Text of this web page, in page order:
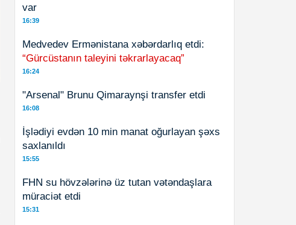
var
16:39
Medvedev Ermənistana xəbərdarlıq etdi:
“Gürcüstanın taleyini təkrarlayacaq”
16:24
"Arsenal" Brunu Qimaraynşi transfer etdi
16:08
İşlədiyi evdən 10 min manat oğurlayan şəxs
saxlanıldı
15:55
FHN su hövzələrinə üz tutan vətəndaşlara
müraciət etdi
15:31